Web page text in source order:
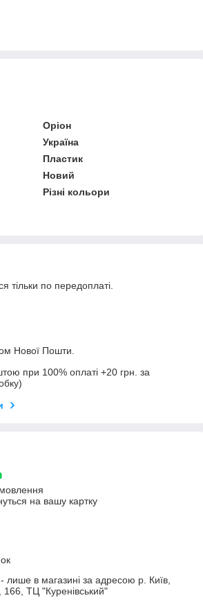
Оріон
Україна
Пластик
Новий
Різні кольори
тільки по передоплаті.
Нової Пошти.
при 100% оплаті +20 грн. за
на вашу картку
лише в магазині за адресою р. Київ,
166, ТЦ "Куренівський"